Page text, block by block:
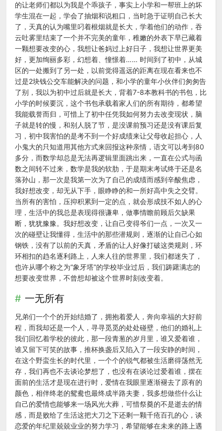
的让老师们都以为我是个乖孩子，事实上小学和一帮班上的坏
学生混在一起，学会了抽烟和说粗口，当时急于证明自己长大
了，天真的认为嘴里叼着根烟就是长大，学着他们的动作，吞
云吐雾里结束了一个并不完美的童年，稚嫩的外表下早已藏着
一颗想要改变的心，我想让爸妈过上好日子，我想让世界更美
好，更加绚丽多彩，幻想着、憧憬着…… 时间到了初中，从城
区的一处搬到了另一处，以前觉得遥远的距离在现在看来也不
过是2块钱公交车能解决的问题，和小学的童年小伙伴们匆匆告
了别，我以为初中过后就是长大，背着7-8本教科书的书包，比
小学的时候要沉，这个书包承载着家人们的所有期待，都希望
我能载誉而归，可惜上了初中任凭我如何努力去改变现状，脑
子就是转的慢，和别人脱了节，是没课前预习还是没有课后复
习，初中我害怕的是考不到一个好成绩来让父母收起担心，人
小鬼大的只知道用其他方式来回报这种亲情，语文可以考到80
多分，而数学却总是无法再逻辑里面跳出来，一直在公式与函
数之间转不过来，数学是我的软肋，于是期末考试终于还是名
落孙山，那一次是我第一次为了自己的成绩而感到辛酸焦虑，
我好想改变，却无从下手，眼睁睁的和一所好高中失之交臂。
当所有的害怕，压抑积累到一定的点，就会形成技不如人的心
理，生活中的我总是表现得很谦卑，做事情瞻前顾后欠缺果
断，犹犹豫豫。我好想改变，让自己变得爷们一点，一次又一
次的碰壁让我懂得，生活中的那些潜规则，逐渐的让自己心如
钢铁，没有了以前的天真，矛盾的让人好像打破这类规则，环
环相扣的趋名逐利路上，人来人往的世界里，我们都迷失了，
也许从哪个称之为“象牙塔”的学校毕业过后，我们踌躇满志的
想要改变世界，不曾想却被这个世界时刻改变着。
一无所有
兄弟们一个个的开始结婚了，拥抱着爱人，奔向幸福的大好前
程，而我却还是一个人，寻寻觅觅的处处碰壁，他们的婚礼上
我们回忆着学校的彼此，那一段青葱的岁月里，谁又爱着谁，
谁又留下可笑的故事，推杯换盏后又陷入了一段安静的时间，
在这个野蛮生长的时代里，一个个的锐气都被生活磨得荡然无
存，我们再也不去谈论梦想了，也没有在谈论过爱着谁，摆在
面前的生活才是现在进行时，爱情在我眼里逐渐褪去了原有的
颜色，相伴终老的鸳鸯也最终成半路夫妻，我多想做些什么让
自己的爱情也能够来一场风光大葬，可惜祭奠的不是逝去的情
感，而是败给了生活这把大刀之下还剩一颗千疮百孔的心，谈
恋爱的年纪里兢兢业业的努力学习，希望能够在未来的路上遇